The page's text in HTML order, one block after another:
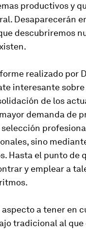
productivos y
Desaparecerán
descubriremos
realizado por
interesante
de los
demanda de
selección
sino
Hasta el punto de
y emplear a
aspecto a tener en
tradicional al que